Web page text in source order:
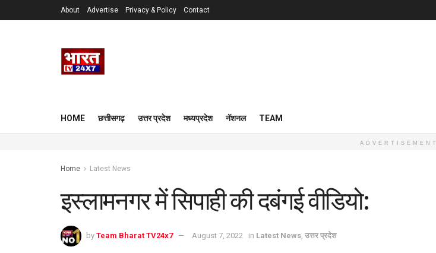
About Advertise Privacy & Policy Contact
HOME छत्तीसगढ़ उत्तर प्रदेश मध्यप्रदेश नॅशनल TEAM
ADVERTISEMENT
Home Latest News
इस्लामनगर में सिपाही की दबंगई वीडियो:
by Team Bharat TV24x7 August 7, 2022 in Latest News उत्तर प्रदेश